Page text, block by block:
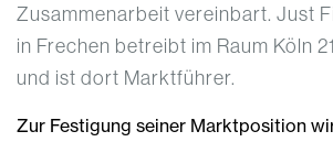
Zusammenarbeit vereinbart. Just
in Frechen betreibt im Raum Köln
und ist dort Marktführer.
Zur Festigung seiner Marktposition